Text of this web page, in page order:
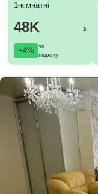
1-кімнатні
48K $
+4%
за
півроку